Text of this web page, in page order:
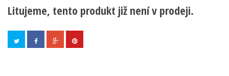
Litujeme, tento produkt již není v prodeji.